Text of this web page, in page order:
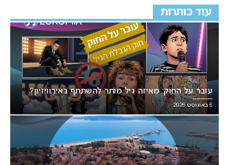
עוד כותרות
עובר על החוק: מאיזה גיל מותר להשתתף באירוויזיון?
6 באוגוסט 2026